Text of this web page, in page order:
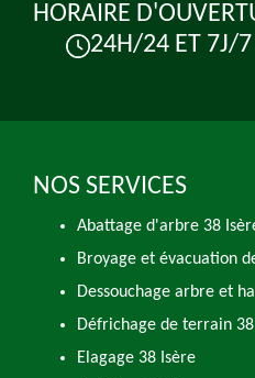
HORAIRE
24H/24 ET 7J/7
NOS SERVICES
Abattage d'arbre 38
Broyage et évacuation
Dessouchage arbre et
Défrichage de terrain
Elagage 38 Isère